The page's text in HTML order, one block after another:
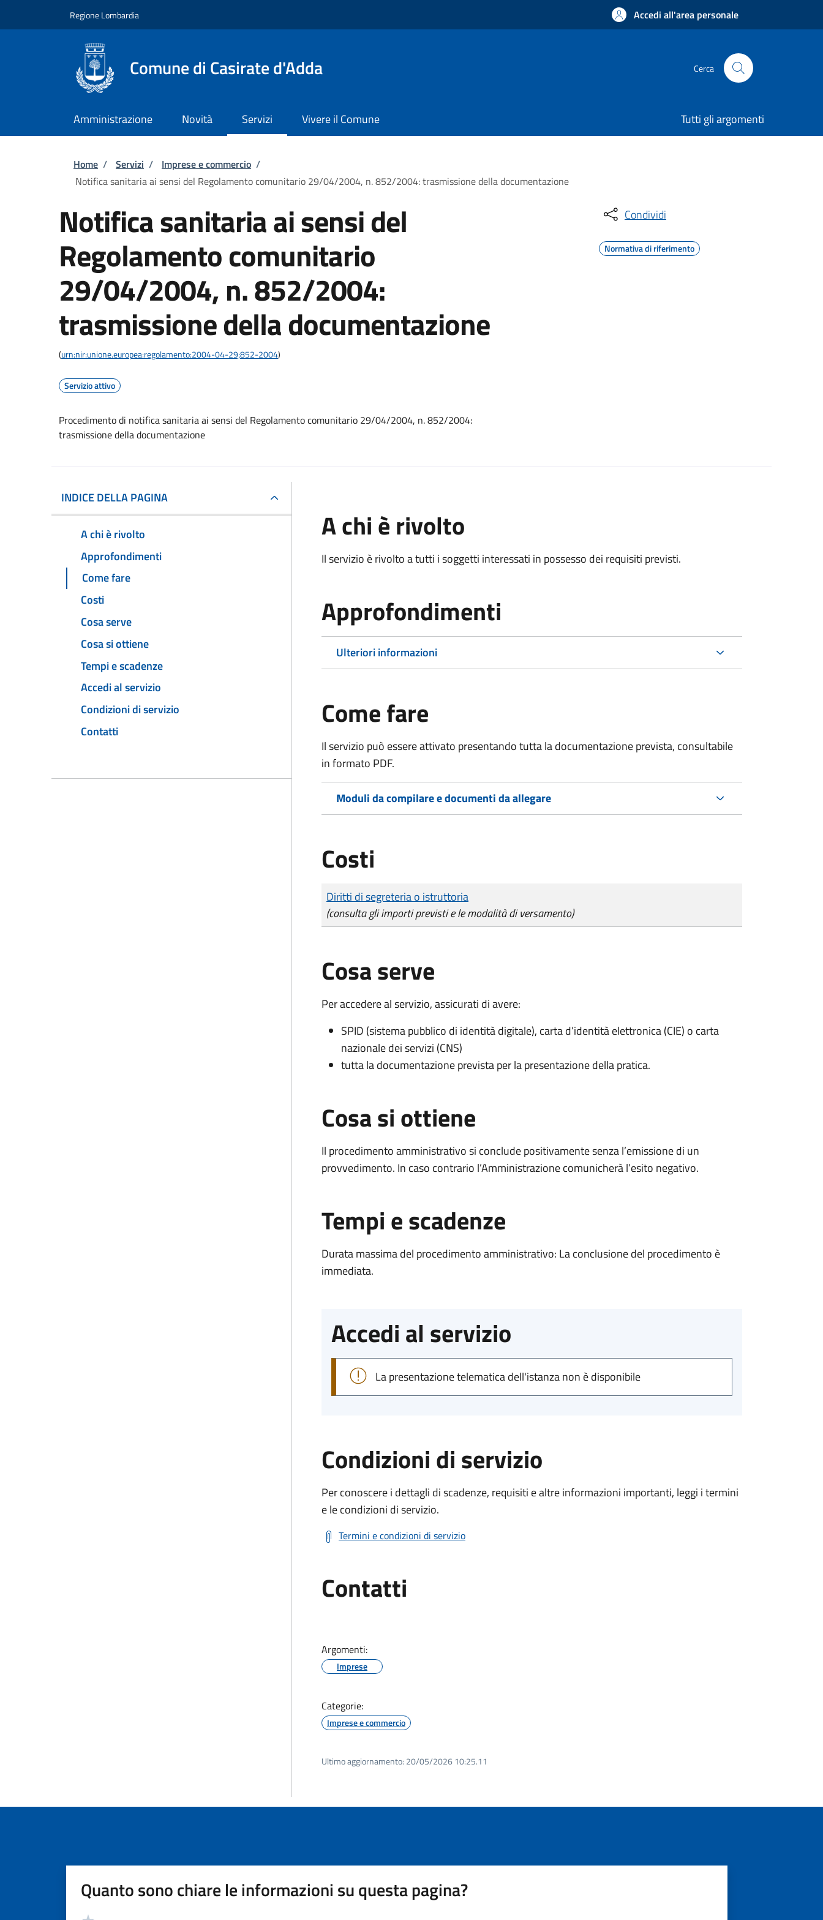
Regione Lombardia Accedi all'area personale
Comune di Casirate d'Adda Cerca
Amministrazione Novità Servizi Vivere il Comune Tutti gli argomenti
Briciole di pane
Home / Servizi / Imprese e commercio /
Notifica sanitaria ai sensi del Regolamento comunitario 29/04/2004, n. 852/2004: trasmissione della documentazione
Notifica sanitaria ai sensi del
Regolamento comunitario
29/04/2004, n. 852/2004:
trasmissione della documentazione
(urn:nir:unione.europea:regolamento:2004-04-29;852-2004)
Servizio attivo
Procedimento di notifica sanitaria ai sensi del Regolamento comunitario 29/04/2004, n. 852/2004:
trasmissione della documentazione
Condividi
Normativa di riferimento
INDICE DELLA PAGINA
A chi è rivolto
Approfondimenti
Come fare
Costi
Cosa serve
Cosa si ottiene
Tempi e scadenze
Accedi al servizio
Condizioni di servizio
Contatti
A chi è rivolto
Il servizio è rivolto a tutti i soggetti interessati in possesso dei requisiti previsti.
Approfondimenti
Ulteriori informazioni
Come fare
Il servizio può essere attivato presentando tutta la documentazione prevista, consultabile
in formato PDF.
Moduli da compilare e documenti da allegare
Costi
Tipo di pagamento
Importo
Diritti di segreteria o istruttoria
(consulta gli importi previsti e le modalità di versamento)
Cosa serve
Per accedere al servizio, assicurati di avere:
SPID (sistema pubblico di identità digitale), carta d’identità elettronica (CIE) o carta
nazionale dei servizi (CNS)
tutta la documentazione prevista per la presentazione della pratica.
Cosa si ottiene
Il procedimento amministrativo si conclude positivamente senza l’emissione di un
provvedimento. In caso contrario l’Amministrazione comunicherà l’esito negativo.
Tempi e scadenze
Durata massima del procedimento amministrativo: La conclusione del procedimento è
immediata.
Accedi al servizio
La presentazione telematica dell'istanza non è disponibile
Condizioni di servizio
Per conoscere i dettagli di scadenze, requisiti e altre informazioni importanti, leggi i termini
e le condizioni di servizio.
Termini e condizioni di servizio
Contatti
Argomenti:
Imprese
Categorie:
Imprese e commercio
Ultimo aggiornamento: 20/05/2026 10:25.11
Quanto sono chiare le informazioni su questa pagina?
Valutazione